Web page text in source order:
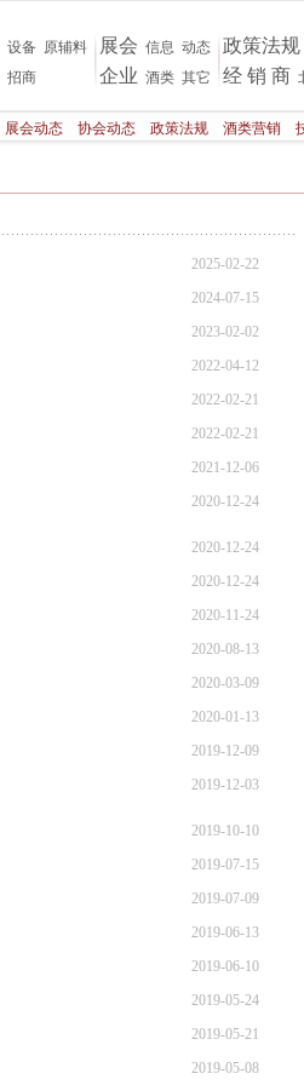
设备 原辅料
招商
展会 信息 动态
企业 酒类 其它
政策法规
经 销 商
展会动态 协会动态 政策法规 酒类营销
2025-02-22
2024-07-15
2023-02-02
2022-04-12
2022-02-21
2022-02-21
2021-12-06
2020-12-24
2020-12-24
2020-12-24
2020-11-24
2020-08-13
2020-03-09
2020-01-13
2019-12-09
2019-12-03
2019-10-10
2019-07-15
2019-07-09
2019-06-13
2019-06-10
2019-05-24
2019-05-21
2019-05-08